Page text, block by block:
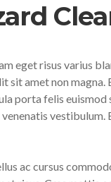
eget risus varius
sit amet non
porta felis euismod
ac cursus